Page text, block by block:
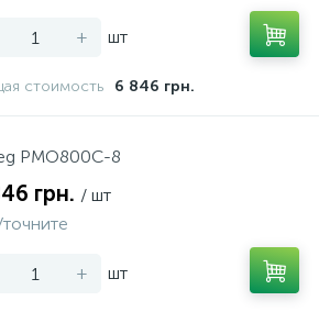
+ шт
стоимость 6 846 грн.
PMO800C-8
грн. / шт
+ шт